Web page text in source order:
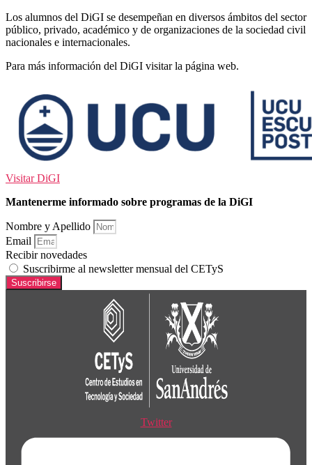
Los alumnos del DiGI se desempeñan en diversos ámbitos del sector
público, privado, académico y de organizaciones de la sociedad civil
nacionales e internacionales.
Para más información del DiGI visitar la página web.
Visitar DiGI
Mantenerme informado sobre programas de la DiGI
Nombre y Apellido
Email
Recibir novedades
Suscribirme al newsletter mensual del CETyS
Suscribirse
Twitter